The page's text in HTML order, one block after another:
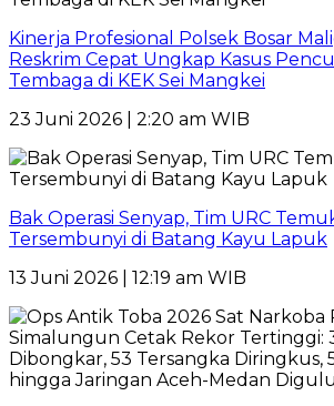
Kinerja Profesional Polsek Bosar
Reskrim Cepat Ungkap Kasus
Tembaga di KEK Sei Mangkei
23 Juni 2026 | 2:20 am WIB
Bak Operasi Senyap, Tim URC
Tersembunyi di Batang Kayu Lapuk
13 Juni 2026 | 12:19 am WIB